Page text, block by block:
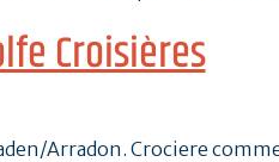
Croisières
Arradon. Crociere